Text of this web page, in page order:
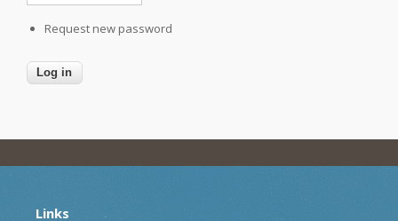
Request new password
Links